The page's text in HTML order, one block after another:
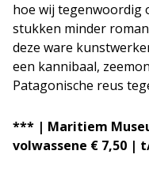
hoe wij tegenwoordig
stukken minder
deze ware
een kannibaal,
Patagonische reus
*** | Maritiem
volwassene € 7,50 |